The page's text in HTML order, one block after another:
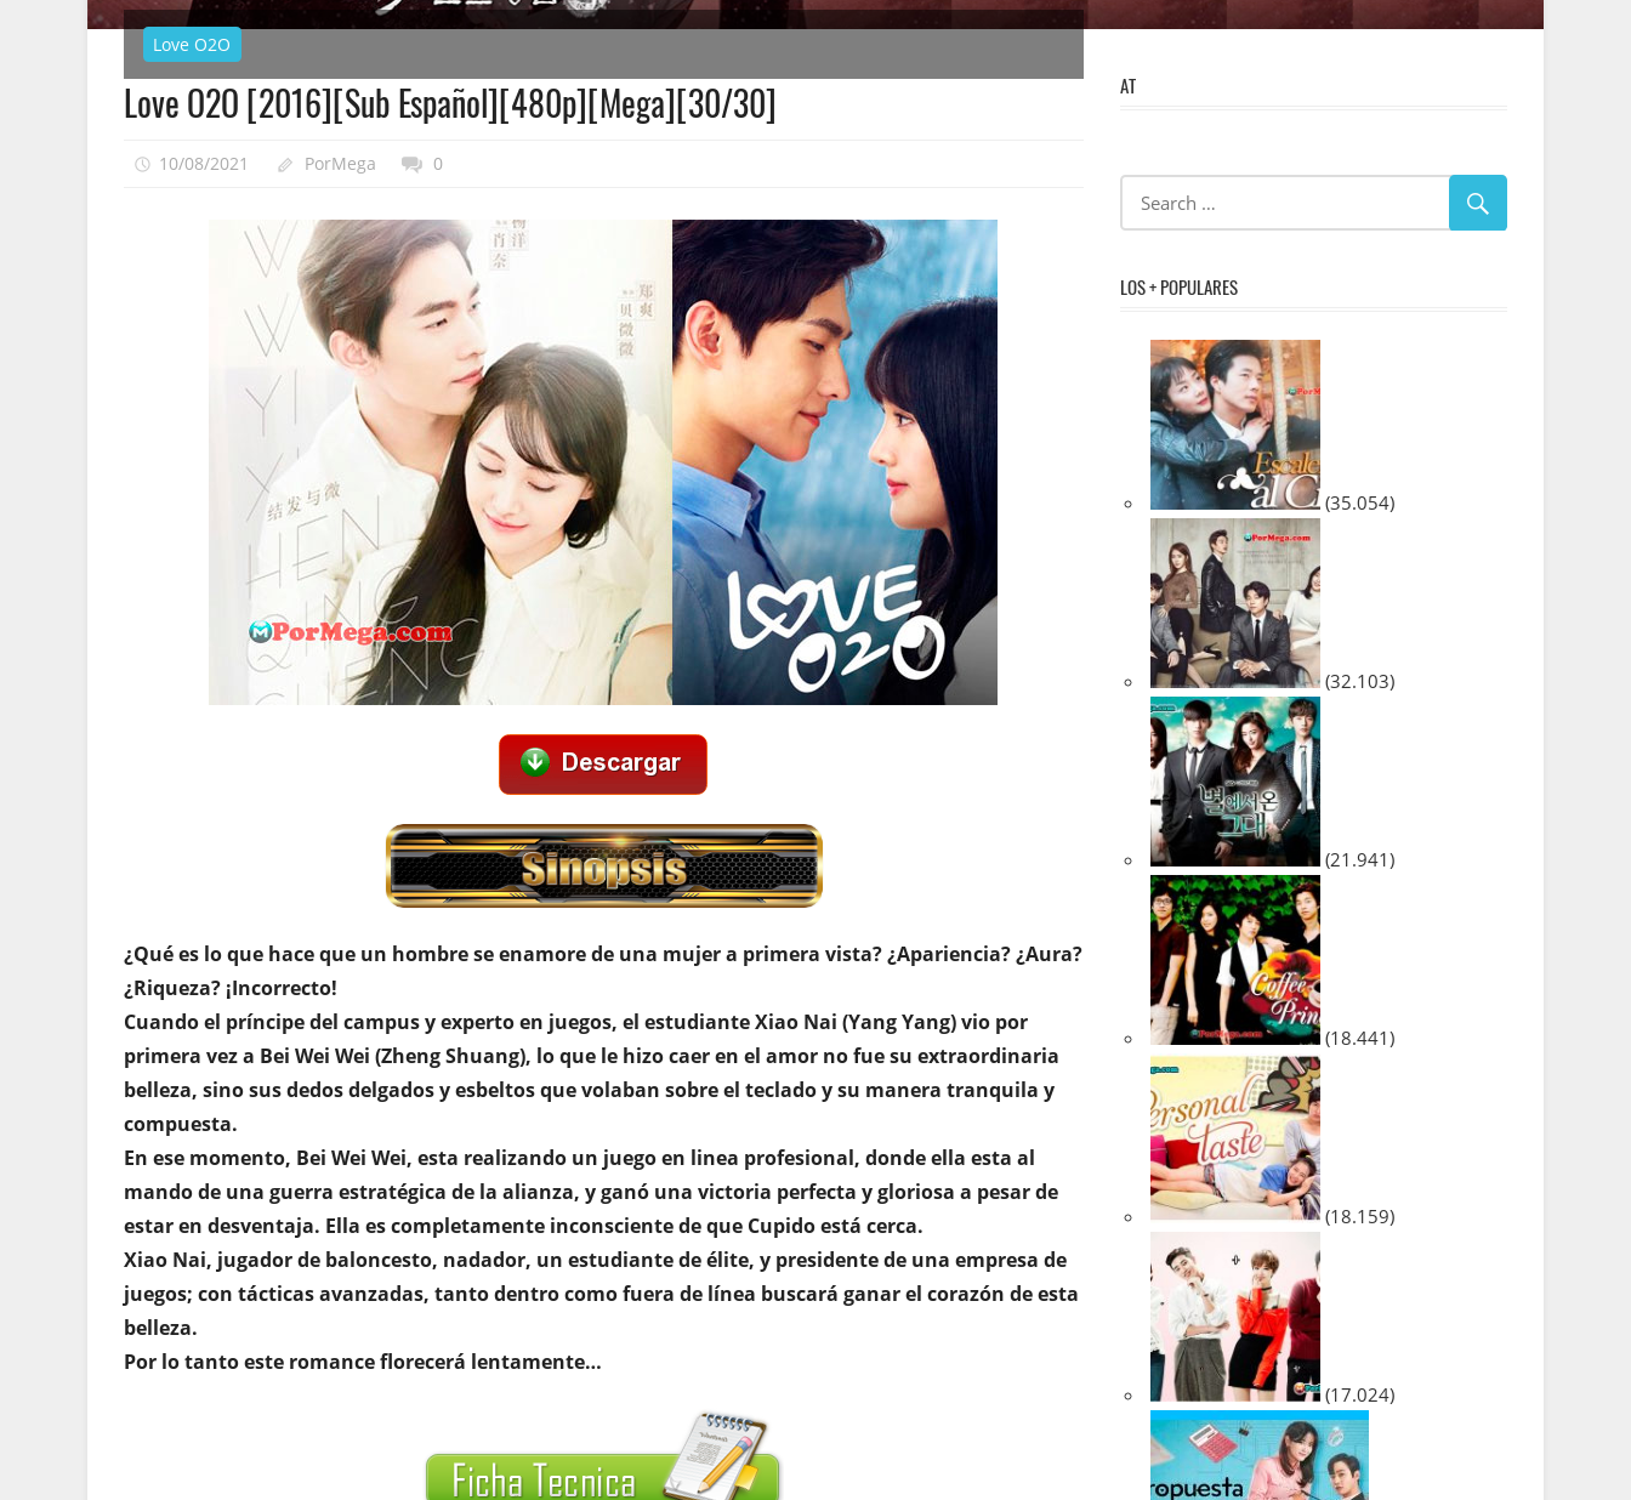
Love O2O
Love O2O [2016][Sub Español][480p][Mega][30/30]
10/08/2021 PorMega 0
¿Qué es lo que hace que un hombre se enamore de una mujer a primera vista? ¿Apariencia? ¿Aura?
¿Riqueza? ¡Incorrecto!
Cuando el príncipe del campus y experto en juegos, el estudiante Xiao Nai (Yang Yang) vio por
primera vez a Bei Wei Wei (Zheng Shuang), lo que le hizo caer en el amor no fue su extraordinaria
belleza, sino sus dedos delgados y esbeltos que volaban sobre el teclado y su manera tranquila y
compuesta.
En ese momento, Bei Wei Wei, esta realizando un juego en linea profesional, donde ella esta al
mando de una guerra estratégica de la alianza, y ganó una victoria perfecta y gloriosa a pesar de
estar en desventaja. Ella es completamente inconsciente de que Cupido está cerca.
Xiao Nai, jugador de baloncesto, nadador, un estudiante de élite, y presidente de una empresa de
juegos; con tácticas avanzadas, tanto dentro como fuera de línea buscará ganar el corazón de esta
belleza.
Por lo tanto este romance florecerá lentamente…
AT
LOS + POPULARES
(35.054)
(32.103)
(21.941)
(18.441)
(18.159)
(17.024)